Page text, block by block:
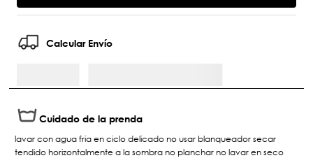
Calcular Envío
Cuidado de la prenda
lavar con agua fria en ciclo delicado no usar blanqueador secar
tendido horizontalmente a la sombra no planchar no lavar en seco